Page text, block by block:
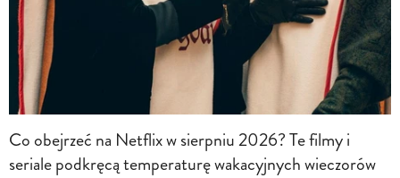
Co obejrzeć na Netflix w sierpniu 2026? Te filmy i
seriale podkręcą temperaturę wakacyjnych wieczorów